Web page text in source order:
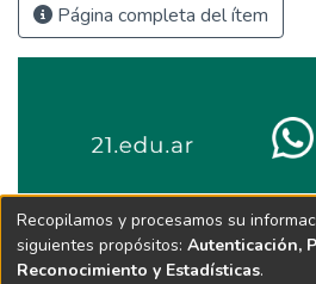
Página completa del ítem
Recopilamos y procesamos su
siguientes propósitos: Autenticación,
Reconocimiento y Estadísticas.